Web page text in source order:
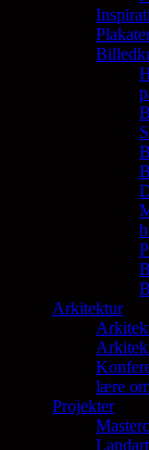
Arkitektur
lære
Projekter